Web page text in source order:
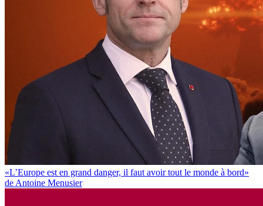
«L’Europe est en grand danger, il faut avoir tout le monde à bord»
de Antoine Menusier